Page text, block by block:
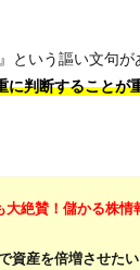
という謳い文句
に判断することが
絶賛！儲かる株情
資産を倍増させたい